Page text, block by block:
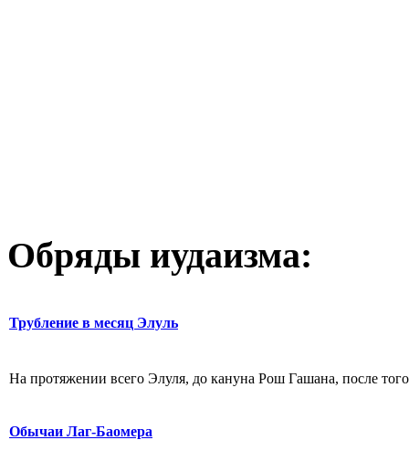
Обряды иудаизма:
Трубление в месяц Элуль
На протяжении всего Элуля, до кануна Рош Гашана, после
Обычаи Лаг-Баомера